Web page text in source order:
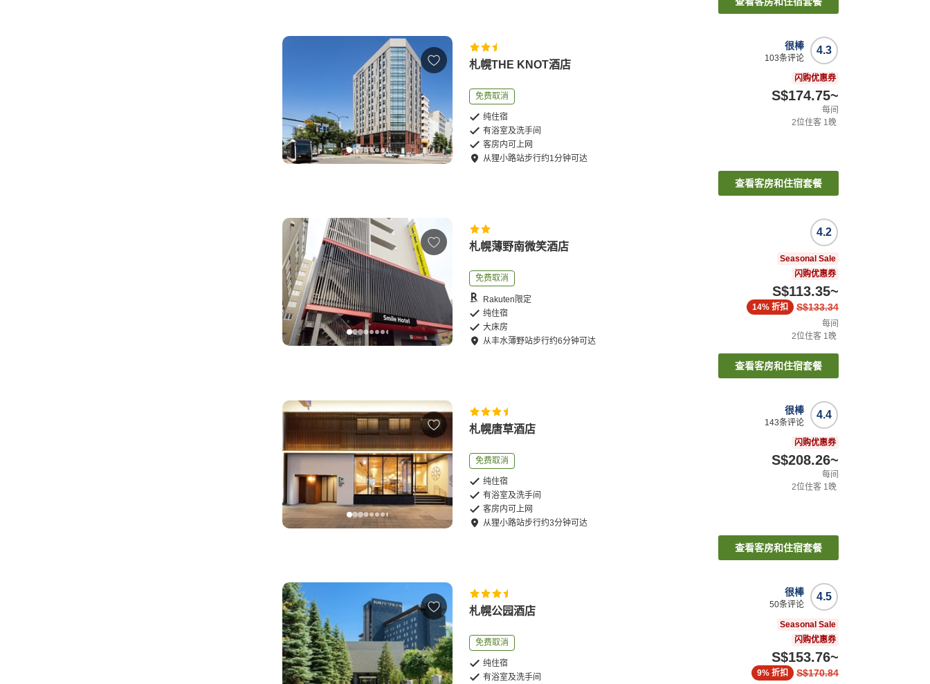
札幌THE KNOT酒店
免费取消
纯住宿
有浴室及洗手间
客房内可上网
从狸小路站步行约1分钟可达
4.3
很棒
103条评论
闪购优惠券
S$174.75~
每间
2位住客 1晚
查看客房和住宿套餐
札幌薄野南微笑酒店
免费取消
Rakuten限定
纯住宿
大床房
从丰水薄野站步行约6分钟可达
4.2
Seasonal Sale
闪购优惠券
S$113.35~
S$133.34
14% 折扣
每间
2位住客 1晚
查看客房和住宿套餐
札幌唐草酒店
免费取消
纯住宿
有浴室及洗手间
客房内可上网
从狸小路站步行约3分钟可达
4.4
很棒
143条评论
闪购优惠券
S$208.26~
每间
2位住客 1晚
查看客房和住宿套餐
札幌公园酒店
免费取消
纯住宿
有浴室及洗手间
4.5
很棒
50条评论
Seasonal Sale
闪购优惠券
S$153.76~
S$170.84
9% 折扣